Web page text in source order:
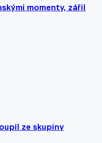
momenty, zářil
ze skupiny